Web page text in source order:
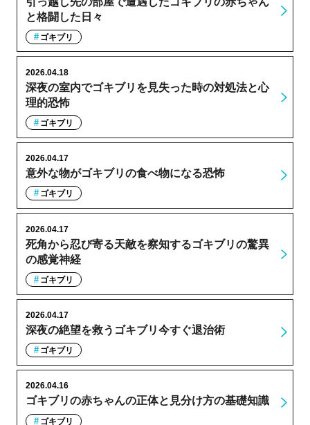
と格闘した日々
ゴキブリ
深夜の室内でゴキブリを見失った時の対処法と心
理的恐怖
2026.04.18
ゴキブリ
意外な物がゴキブリの食べ物になる恐怖
2026.04.17
ゴキブリ
死角から忍び寄る天敵を察知するゴキブリの驚異
の感覚神経
2026.04.17
ゴキブリ
深夜の絶望を救うゴキブリ今すぐ退治術
2026.04.17
ゴキブリ
ゴキブリの赤ちゃんの正体と見分け方の基礎知識
2026.04.16
ゴキブリ